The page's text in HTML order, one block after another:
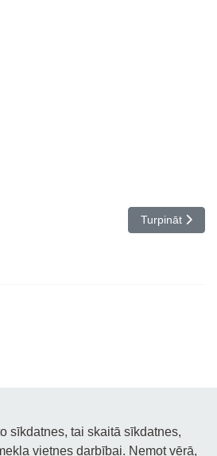
FONDA meistarklasesNākamais
Turpināt
sīkdatnes, tai skaitā sīkdatnes,
vietnes darbībai. Ņemot vērā,